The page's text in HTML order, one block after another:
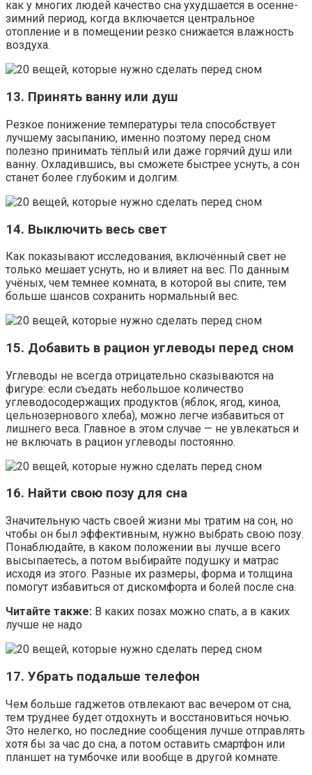
как у многих людей качество сна ухудшается в осенне-
зимний период, когда включается центральное
отопление и в помещении резко снижается влажность
воздуха.
13. Принять ванну или душ
Резкое понижение температуры тела способствует
лучшему засыпанию, именно поэтому перед сном
полезно принимать тёплый или даже горячий душ или
ванну. Охладившись, вы сможете быстрее уснуть, а сон
станет более глубоким и долгим.
14. Выключить весь свет
Как показывают исследования, включённый свет не
только мешает уснуть, но и влияет на вес. По данным
учёных, чем темнее комната, в которой вы спите, тем
больше шансов сохранить нормальный вес.
15. Добавить в рацион углеводы перед сном
Углеводы не всегда отрицательно сказываются на
фигуре: если съедать небольшое количество
углеводосодержащих продуктов (яблок, ягод, киноа,
цельнозернового хлеба), можно легче избавиться от
лишнего веса. Главное в этом случае — не увлекаться и
не включать в рацион углеводы постоянно.
16. Найти свою позу для сна
Значительную часть своей жизни мы тратим на сон, но
чтобы он был эффективным, нужно выбрать свою позу.
Понаблюдайте, в каком положении вы лучше всего
высыпаетесь, а потом выбирайте подушку и матрас
исходя из этого. Разные их размеры, форма и толщина
помогут избавиться от дискомфорта и болей после сна.
Читайте также: В каких позах можно спать, а в каких
лучше не надо
17. Убрать подальше телефон
Чем больше гаджетов отвлекают вас вечером от сна,
тем труднее будет отдохнуть и восстановиться ночью.
Это нелегко, но последние сообщения лучше отправлять
хотя бы за час до сна, а потом оставить смартфон или
планшет на тумбочке или вообще в другой комнате.